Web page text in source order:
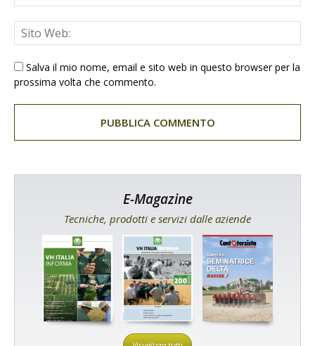
Salva il mio nome, email e sito web in questo browser per la
prossima volta che commento.
E-Magazine
Tecniche, prodotti e servizi dalle aziende